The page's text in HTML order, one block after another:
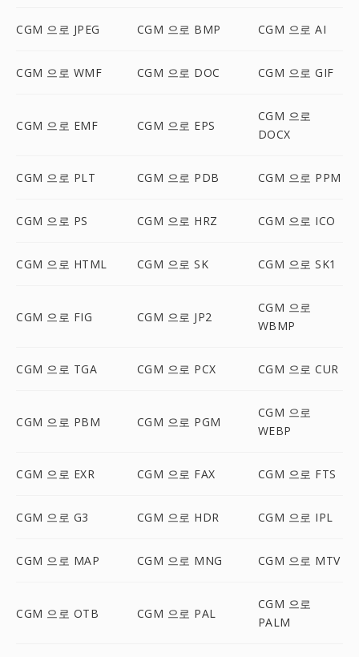
CGM 으로 JPEG CGM 으로 BMP CGM 으로 AI
CGM 으로 WMF CGM 으로 DOC CGM 으로 GIF
CGM 으로 EMF CGM 으로 EPS
CGM 으로
DOCX
CGM 으로 PLT CGM 으로 PDB CGM 으로 PPM
CGM 으로 PS CGM 으로 HRZ CGM 으로 ICO
CGM 으로 HTML CGM 으로 SK CGM 으로 SK1
CGM 으로 FIG CGM 으로 JP2
CGM 으로
WBMP
CGM 으로 TGA CGM 으로 PCX CGM 으로 CUR
CGM 으로 PBM CGM 으로 PGM
CGM 으로
WEBP
CGM 으로 EXR CGM 으로 FAX CGM 으로 FTS
CGM 으로 G3 CGM 으로 HDR CGM 으로 IPL
CGM 으로 MAP CGM 으로 MNG CGM 으로 MTV
CGM 으로 OTB CGM 으로 PAL
CGM 으로
PALM